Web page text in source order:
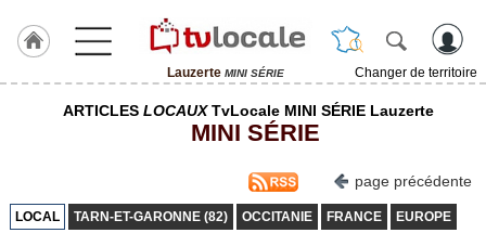
Lauzerte MINI SÉRIE
Changer de territoire
ARTICLES LOCAUXTvLocale MINI SÉRIE Lauzerte
MINI SÉRIE
page précédente
LOCAL TARN-ET-GARONNE (82) OCCITANIE FRANCE EUROPE